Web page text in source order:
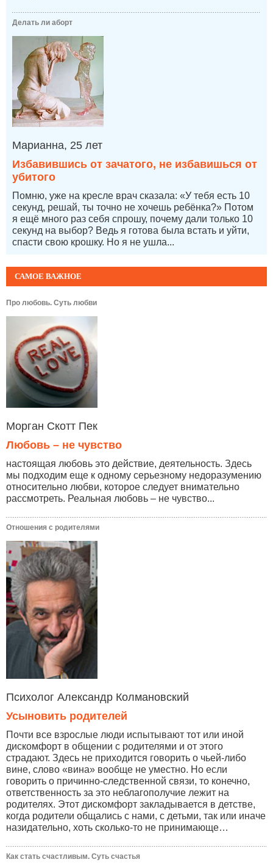
САМОЕ ВАЖНОЕ
Про любовь. Суть любви
Морган Скотт Пек
Любовь – не чувство
настоящая любовь это действие, деятельность. Здесь
мы подходим еще к одному серьезному недоразумению
относительно любви, которое следует внимательно
рассмотреть. Реальная любовь – не чувство...
Отношения с родителями
Психолог Александр Колмановский
Усыновить родителей
Почти все взрослые люди испытывают тот или иной
дискомфорт в общении с родителями и от этого
страдают. Здесь не приходится говорить о чьей-либо
вине, слово «вина» вообще не уместно. Но если
говорить о причинно-следственной связи, то конечно,
ответственность за это неблагополучие лежит на
родителях. Этот дискомфорт закладывается в детстве,
когда родители общались с нами, с детьми, так или иначе
назидательно, хоть сколько-то не принимающе…
Как стать счастливым. Суть счастья
Делать ли аборт
Марианна, 25 лет
Избавившись от зачатого, не избавишься от
убитого
Помню, уже на кресле врач сказала: «У тебя есть 10
секунд, решай, ты точно не хочешь ребёнка?» Потом
я ещё много раз себя спрошу, почему дали только 10
секунд на выбор? Ведь я готова была встать и уйти,
спасти свою крошку. Но я не ушла...